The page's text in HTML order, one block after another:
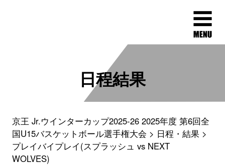
日程結果
京王 Jr.ウインターカップ2025-26 2025年度 第6回全
国U15バスケットボール選手権大会
日程・結果
プレイバイプレイ(スプラッシュ vs NEXT
WOLVES)